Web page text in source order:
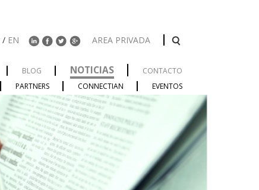
/ EN AREA PRIVADA
BLOG NOTICIAS
CONTACTO
PARTNERS CONNECTIAN EVENTOS